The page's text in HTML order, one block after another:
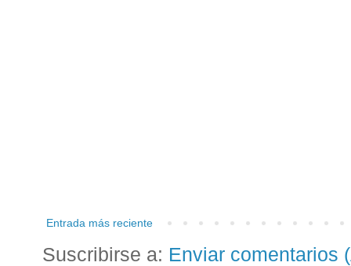
Entrada más reciente
Suscribirse a: Enviar comentarios